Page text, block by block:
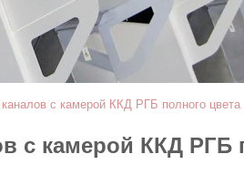
с камерой ККД РГБ полного цвета
с камерой ККД РГБ